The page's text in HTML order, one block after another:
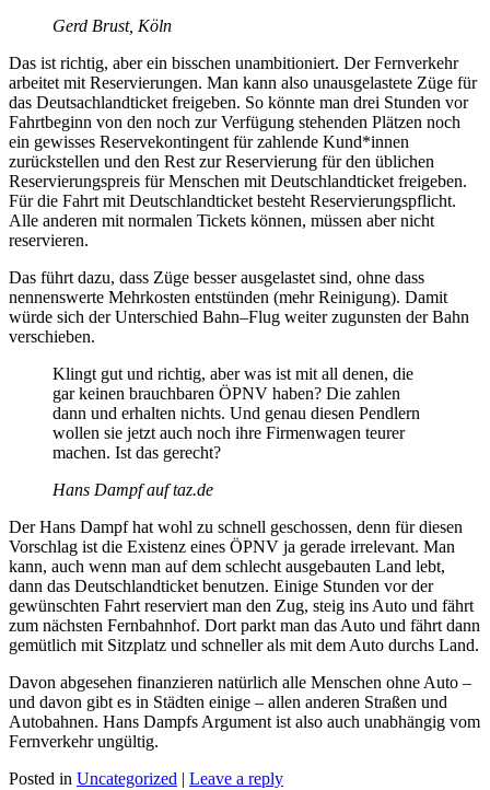
Gerd Brust, Köln
Das ist richtig, aber ein bisschen unambitioniert. Der Fernverkehr
arbeitet mit Reservierungen. Man kann also unausgelastete Züge für
das Deutsachlandticket freigeben. So könnte man drei Stunden vor
Fahrtbeginn von den noch zur Verfügung stehenden Plätzen noch
ein gewisses Reservekontingent für zahlende Kund*innen
zurückstellen und den Rest zur Reservierung für den üblichen
Reservierungspreis für Menschen mit Deutschlandticket freigeben.
Für die Fahrt mit Deutschlandticket besteht Reservierungspflicht.
Alle anderen mit normalen Tickets können, müssen aber nicht
reservieren.
Das führt dazu, dass Züge besser ausgelastet sind, ohne dass
nennenswerte Mehrkosten entstünden (mehr Reinigung). Damit
würde sich der Unterschied Bahn–Flug weiter zugunsten der Bahn
verschieben.
Klingt gut und richtig, aber was ist mit all denen, die
gar keinen brauchbaren ÖPNV haben? Die zahlen
dann und erhalten nichts. Und genau diesen Pendlern
wollen sie jetzt auch noch ihre Firmenwagen teurer
machen. Ist das gerecht?
Hans Dampf auf taz.de
Der Hans Dampf hat wohl zu schnell geschossen, denn für diesen
Vorschlag ist die Existenz eines ÖPNV ja gerade irrelevant. Man
kann, auch wenn man auf dem schlecht ausgebauten Land lebt,
dann das Deutschlandticket benutzen. Einige Stunden vor der
gewünschten Fahrt reserviert man den Zug, steig ins Auto und fährt
zum nächsten Fernbahnhof. Dort parkt man das Auto und fährt dann
gemütlich mit Sitzplatz und schneller als mit dem Auto durchs Land.
Davon abgesehen finanzieren natürlich alle Menschen ohne Auto –
und davon gibt es in Städten einige – allen anderen Straßen und
Autobahnen. Hans Dampfs Argument ist also auch unabhängig vom
Fernverkehr ungültig.
Posted in Uncategorized | Leave a reply